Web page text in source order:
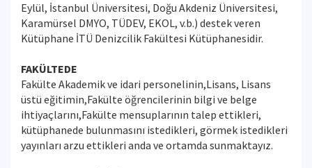
Eylül, İstanbul Üniversitesi, Doğu Akdeniz Üniversitesi,
Karamürsel DMYO, TÜDEV, EKOL, v.b.) destek veren
Kütüphane İTÜ Denizcilik Fakültesi Kütüphanesidir.
FAKÜLTEDE
Fakülte Akademik ve idari personelinin,Lisans, Lisans
üstü eğitimin,Fakülte öğrencilerinin bilgi ve belge
ihtiyaçlarını,Fakülte mensuplarının talep ettikleri,
kütüphanede bulunmasını istedikleri, görmek istedikleri
yayınları arzu ettikleri anda ve ortamda sunmaktayız.